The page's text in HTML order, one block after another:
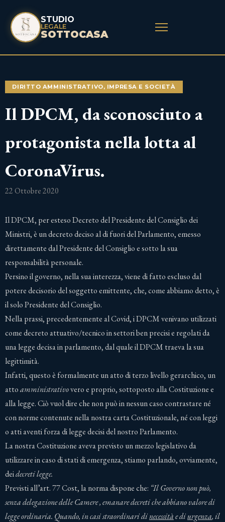
STUDIO
LEGALE
SOTTOCASA
DIRITTO AMMINISTRATIVO, IMPRESA E SOCIETÀ
Il DPCM, da sconosciuto a
protagonista nella lotta al
CoronaVirus.
22 Ottobre 2020
Il DPCM, per esteso Decreto del Presidente del Consiglio dei
Ministri, è un decreto deciso al di fuori del Parlamento, emesso
direttamente dal Presidente del Consiglio e sotto la sua
responsabilità personale.
Persino il governo, nella sua interezza, viene di fatto escluso dal
potere decisorio del soggetto emittente, che, come abbiamo detto, è
il solo Presidente del Consiglio.
Nella prassi, precedentemente al Covid, i DPCM venivano utilizzati
come decreto attuativo/tecnico in settori ben precisi e regolati da
una legge decisa in parlamento, dal quale il DPCM traeva la sua
legittimità.
Infatti, questo è formalmente un atto di terzo livello gerarchico, un
attoamministrativovero e proprio, sottoposto alla Costituzione e
alla legge. Ciò vuol dire che non può in nessun caso contrastare né
con norme contenute nella nostra carta Costituzionale, né con leggi
o atti aventi forza di legge decisi del nostro Parlamento.
La nostra Costituzione aveva previsto un mezzo legislativo da
utilizzare in caso di stati di emergenza, stiamo parlando, ovviamente,
deidecreti legge.
Previsti all’art. 77 Cost, la norma dispone che: “Il Governo non può,
senza delegazione delle Camere , emanare decreti che abbiano valore di
legge ordinaria. Quando, in casi straordinari dinecessitàe diurgenza, il